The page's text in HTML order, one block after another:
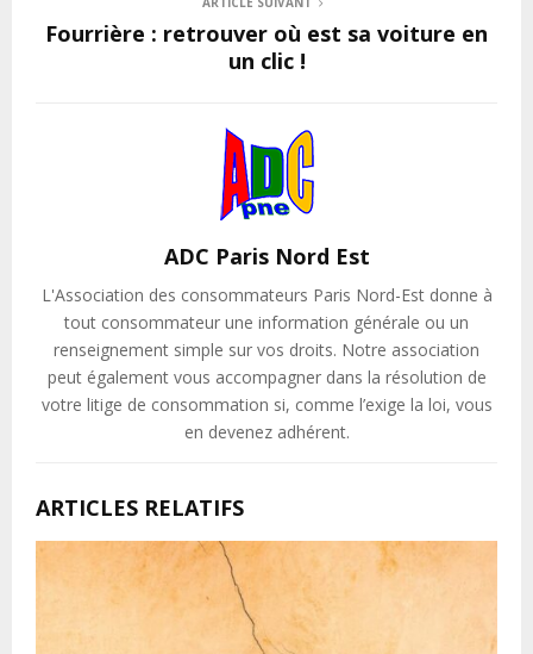
Fourrière : retrouver où est sa voiture en
un clic !
ADC Paris Nord Est
L'Association des consommateurs Paris Nord-Est donne à
tout consommateur une information générale ou un
renseignement simple sur vos droits. Notre association
peut également vous accompagner dans la résolution de
votre litige de consommation si, comme l’exige la loi, vous
en devenez adhérent.
ARTICLES RELATIFS